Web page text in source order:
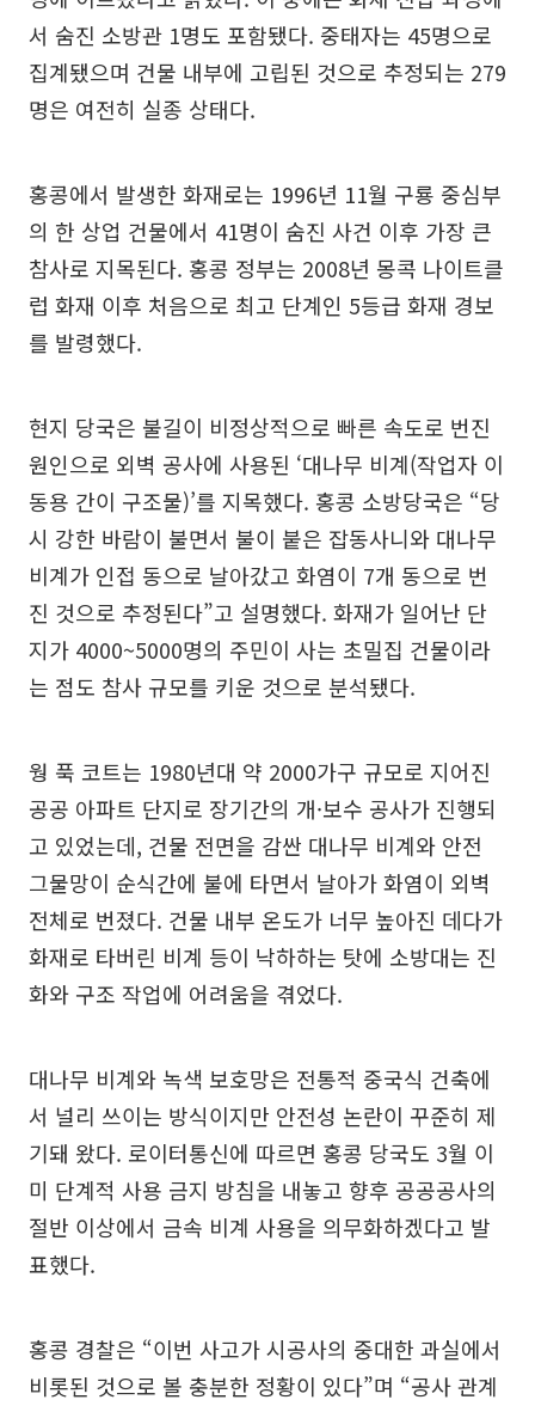
서 숨진 소방관 1명도 포함됐다. 중태자는 45명으로
집계됐으며 건물 내부에 고립된 것으로 추정되는 279
명은 여전히 실종 상태다.
홍콩에서 발생한 화재로는 1996년 11월 구룡 중심부
의 한 상업 건물에서 41명이 숨진 사건 이후 가장 큰
참사로 지목된다. 홍콩 정부는 2008년 몽콕 나이트클
럽 화재 이후 처음으로 최고 단계인 5등급 화재 경보
를 발령했다.
현지 당국은 불길이 비정상적으로 빠른 속도로 번진
원인으로 외벽 공사에 사용된 ‘대나무 비계(작업자 이
동용 간이 구조물)’를 지목했다. 홍콩 소방당국은 “당
시 강한 바람이 불면서 불이 붙은 잡동사니와 대나무
비계가 인접 동으로 날아갔고 화염이 7개 동으로 번
진 것으로 추정된다”고 설명했다. 화재가 일어난 단
지가 4000~5000명의 주민이 사는 초밀집 건물이라
는 점도 참사 규모를 키운 것으로 분석됐다.
웡 푹 코트는 1980년대 약 2000가구 규모로 지어진
공공 아파트 단지로 장기간의 개·보수 공사가 진행되
고 있었는데, 건물 전면을 감싼 대나무 비계와 안전
그물망이 순식간에 불에 타면서 날아가 화염이 외벽
전체로 번졌다. 건물 내부 온도가 너무 높아진 데다가
화재로 타버린 비계 등이 낙하하는 탓에 소방대는 진
화와 구조 작업에 어려움을 겪었다.
대나무 비계와 녹색 보호망은 전통적 중국식 건축에
서 널리 쓰이는 방식이지만 안전성 논란이 꾸준히 제
기돼 왔다. 로이터통신에 따르면 홍콩 당국도 3월 이
미 단계적 사용 금지 방침을 내놓고 향후 공공공사의
절반 이상에서 금속 비계 사용을 의무화하겠다고 발
표했다.
홍콩 경찰은 “이번 사고가 시공사의 중대한 과실에서
비롯된 것으로 볼 충분한 정황이 있다”며 “공사 관계